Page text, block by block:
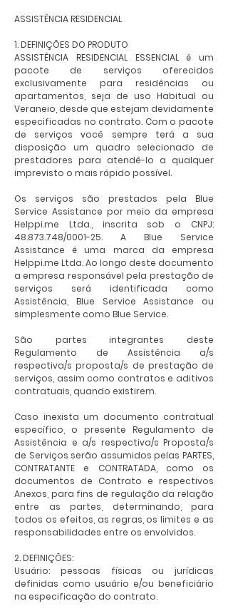
ASSISTÊNCIA RESIDENCIAL
1. DEFINIÇÕES DO PRODUTO
ASSISTÊNCIA RESIDENCIAL ESSENCIAL é um
pacote de serviços oferecidos
exclusivamente para residências ou
apartamentos, seja de uso Habitual ou
Veraneio, desde que estejam devidamente
especificadas no contrato. Com o pacote
de serviços você sempre terá a sua
disposição um quadro selecionado de
prestadores para atendê-lo a qualquer
imprevisto o mais rápido possível.
Os serviços são prestados pela Blue
Service Assistance por meio da empresa
Helppi.me Ltda., inscrita sob o CNPJ:
48.873.748/0001-25. A Blue Service
Assistance é uma marca da empresa
Helppi.me Ltda. Ao longo deste documento
a empresa responsável pela prestação de
serviços será identificada como
Assistência, Blue Service Assistance ou
simplesmente como Blue Service.
São partes integrantes deste
Regulamento de Assistência a/s
respectiva/s proposta/s de prestação de
serviços, assim como contratos e aditivos
contratuais, quando existirem.
Caso inexista um documento contratual
específico, o presente Regulamento de
Assistência e a/s respectiva/s Proposta/s
de Serviços serão assumidos pelas PARTES,
CONTRATANTE e CONTRATADA, como os
documentos de Contrato e respectivos
Anexos, para fins de regulação da relação
entre as partes, determinando, para
todos os efeitos, as regras, os limites e as
responsabilidades entre os envolvidos.
​2. DEFINIÇÕES:
Usuário: pessoas físicas ou jurídicas
definidas como usuário e/ou beneficiário
na especificação do contrato.